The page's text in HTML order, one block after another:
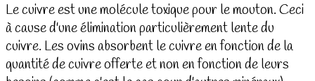
Le cuivre est une molécule toxique pour le mouton. Ceci
à cause d'une élimination particulièrement lente du
cuivre. Les ovins absorbent le cuivre en fonction de la
quantité de cuivre offerte et non en fonction de leurs